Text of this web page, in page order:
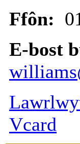
Ffôn:
E-bost
Vcard